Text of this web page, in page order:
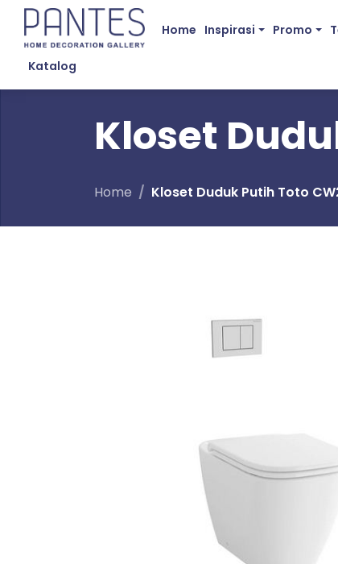
Home Inspirasi Promo
Katalog
Kloset
Home Kloset Duduk Putih Toto